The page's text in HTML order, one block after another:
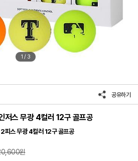
1 / 3
공유하기
저스 무광 4컬러 12구 골프공
피스 무광 4컬러 12구 골프공
원